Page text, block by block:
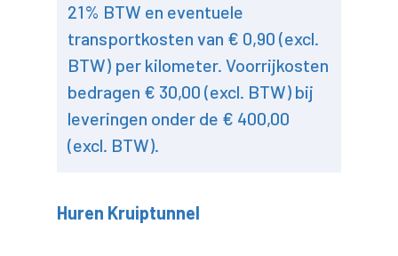
21% BTW en eventuele
transportkosten van € 0,90 (excl.
BTW) per kilometer. Voorrijkosten
bedragen € 30,00 (excl. BTW) bij
leveringen onder de € 400,00
(excl. BTW).
Huren Kruiptunnel